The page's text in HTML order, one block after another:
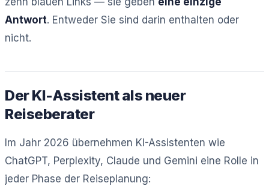
Antwort. Entweder Sie sind darin enthalten oder
nicht.
Der KI-Assistent als neuer
Reiseberater
Im Jahr 2026 übernehmen KI-Assistenten wie
ChatGPT, Perplexity, Claude und Gemini eine Rolle in
jeder Phase der Reiseplanung: